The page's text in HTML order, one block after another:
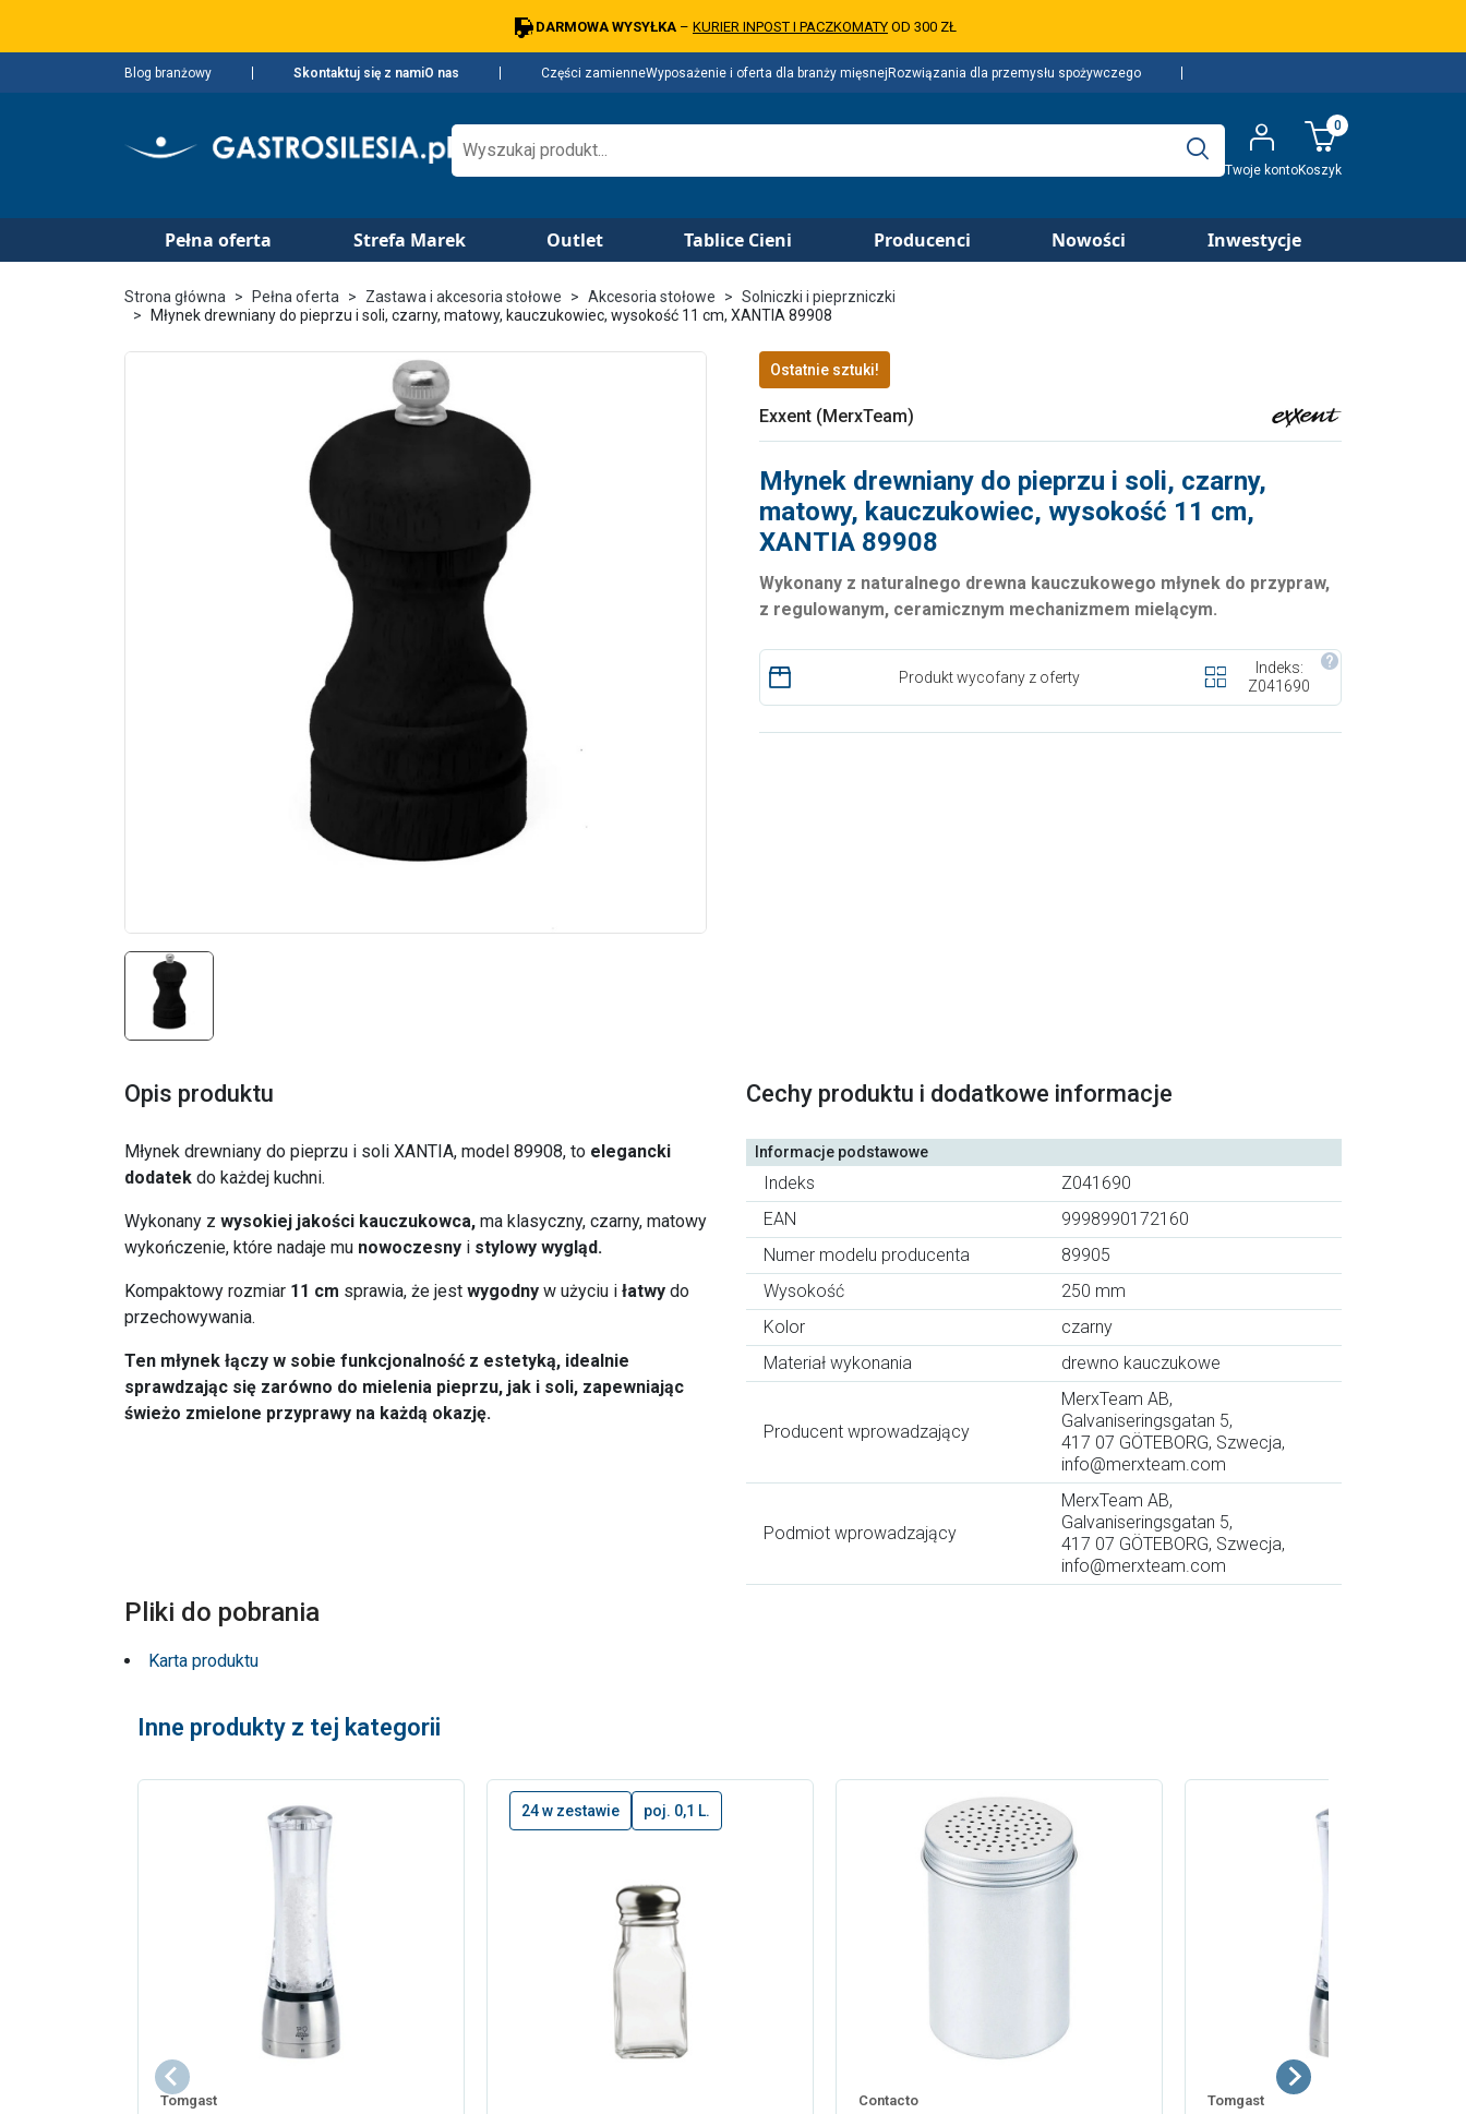
DARMOWA WYSYŁKA – KURIER INPOST I PACZKOMATY OD 300 ZŁ
Blog branżowy Skontaktuj się z namiO nas Części zamienneWyposażenie i oferta dla branży mięsnejRozwiązania dla przemysłu spożywczego
Twoje kontoKoszyk
0
Pełna oferta Strefa Marek Outlet Tablice Cieni Producenci Nowości Inwestycje
Strona główna Pełna oferta Zastawa i akcesoria stołowe Akcesoria stołowe
Solniczki i pieprzniczki
Młynek drewniany do pieprzu i soli, czarny, matowy, kauczukowiec, wysokość 11 cm, XANTIA 89908
Ostatnie sztuki!
Exxent (MerxTeam)
Młynek drewniany do pieprzu i soli, czarny,
matowy, kauczukowiec, wysokość 11 cm,
XANTIA 89908
Wykonany z naturalnego drewna kauczukowego młynek do przypraw,
z regulowanym, ceramicznym mechanizmem mielącym.
Produkt wycofany z oferty
Indeks:
Z041690
Opis produktu
Młynek drewniany do pieprzu i soli XANTIA, model 89908, to elegancki
dodatek do każdej kuchni.
Wykonany z wysokiej jakości kauczukowca, ma klasyczny, czarny, matowy
wykończenie, które nadaje mu nowoczesny i stylowy wygląd.
Kompaktowy rozmiar 11 cm sprawia, że jest wygodny w użyciu i łatwy do
przechowywania.
Ten młynek łączy w sobie funkcjonalność z estetyką, idealnie
sprawdzając się zarówno do mielenia pieprzu, jak i soli, zapewniając
świeżo zmielone przyprawy na każdą okazję.
Cechy produktu i dodatkowe informacje
Informacje podstawowe
Indeks
Z041690
EAN
9998990172160
Numer modelu producenta
89905
Wysokość
250 mm
Kolor
czarny
Materiał wykonania
drewno kauczukowe
Producent wprowadzający
MerxTeam AB,
Galvaniseringsgatan 5,
417 07 GÖTEBORG, Szwecja,
info@merxteam.com
Podmiot wprowadzający
MerxTeam AB,
Galvaniseringsgatan 5,
417 07 GÖTEBORG, Szwecja,
info@merxteam.com
Pliki do pobrania
Karta produktu
Inne produkty z tej kategorii
Tomgast
24 w zestawie poj. 0,1 L.
Contacto Tomgast